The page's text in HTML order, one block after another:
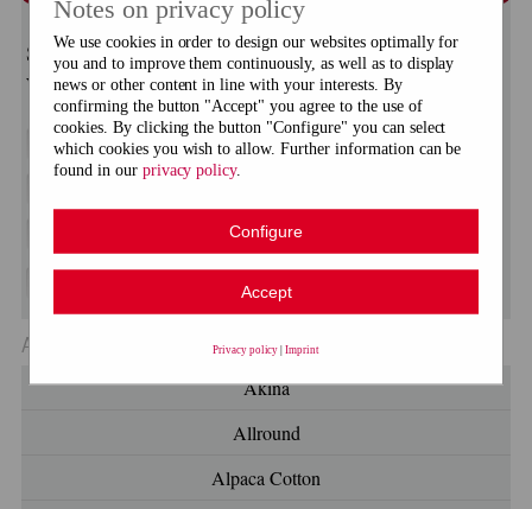
Suchen Sie direkt nach einer Wolle oder einem
Wolltypen oder der Nadelstärke!
Marke
Alle Produkte
Akina
Allround
Alpaca Cotton
Notes on privacy policy
We use cookies in order to design our websites optimally for
you and to improve them continuously, as well as to display
news or other content in line with your interests. By
confirming the button "Accept" you agree to the use of
cookies. By clicking the button "Configure" you can select
which cookies you wish to allow. Further information can be
found in our privacy policy.
Configure
Accept
Privacy policy |Imprint